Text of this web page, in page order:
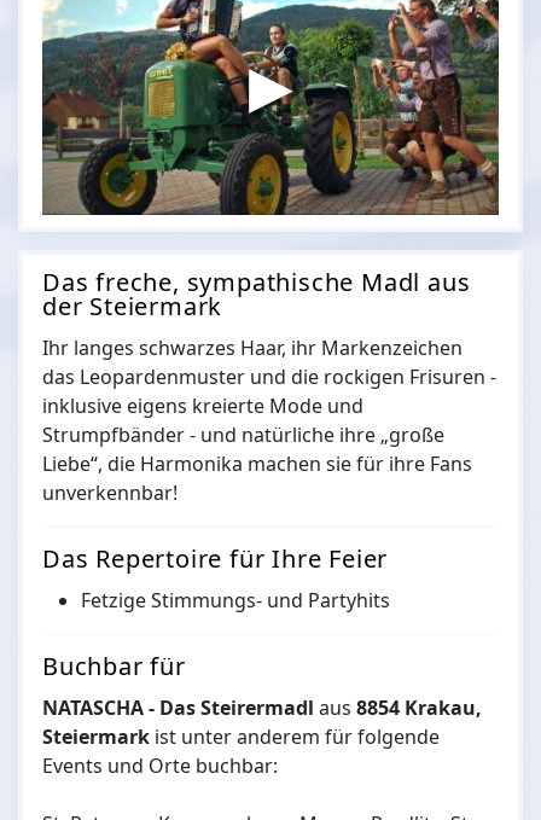
Das freche, sympathische Madl aus
der Steiermark
Ihr langes schwarzes Haar, ihr Markenzeichen
das Leopardenmuster und die rockigen Frisuren -
inklusive eigens kreierte Mode und
Strumpfbänder - und natürliche ihre „große
Liebe“, die Harmonika machen sie für ihre Fans
unverkennbar!
Das Repertoire für Ihre Feier
Fetzige Stimmungs- und Partyhits
Buchbar für
NATASCHA - Das Steirermadl aus 8854 Krakau,
Steiermark ist unter anderem für folgende
Events und Orte buchbar: